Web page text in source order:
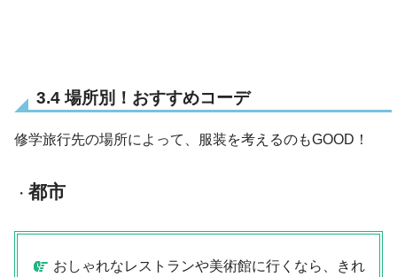
3.4 場所別！おすすめコーデ
修学旅行先の場所によって、服装を考えるのもGOOD！
・ 都市
おしゃれなレストランや美術館に行くなら、きれ